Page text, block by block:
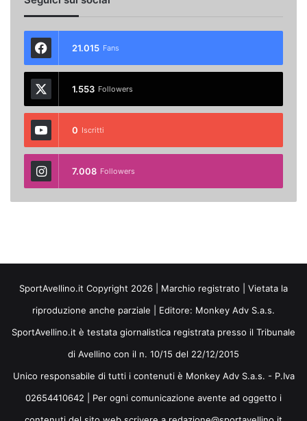
21.015 Fans
1.553 Followers
0 Iscritti
7.008 Followers
SportAvellino.it Copyright 2026 | Marchio registrato | Vietata la
riproduzione anche parziale | Editore: Monkey Adv S.a.s.
SportAvellino.it è testata giornalistica registrata presso il Tribunale
di Avellino con il n. 10/15 del 22/12/2015
Unico responsabile di tutti i contenuti è Monkey Adv S.a.s. - P.Iva
02654410642 | Per ogni comunicazione avente ad oggetto i